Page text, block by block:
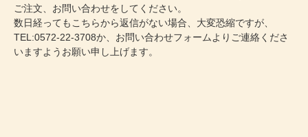
ご注文、お問い合わせをしてください。
数日経ってもこちらから返信がない場合、大変恐縮ですが、
TEL:0572-22-3708か、 お問い合わせフォーム よりご連絡くださ
いますようお願い申し上げます。